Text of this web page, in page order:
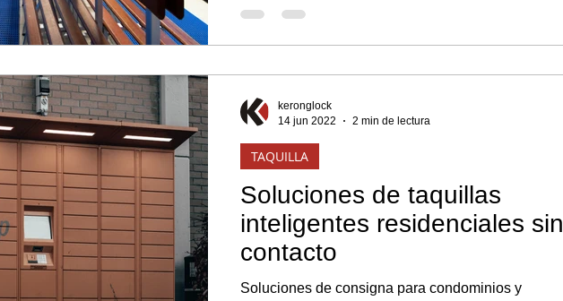
Soluciones de taquillas
inteligentes residenciales sin
contacto
Soluciones de consigna para condominios y
TAQUILLA
keronglock
14 jun 2022
2 min de lectura